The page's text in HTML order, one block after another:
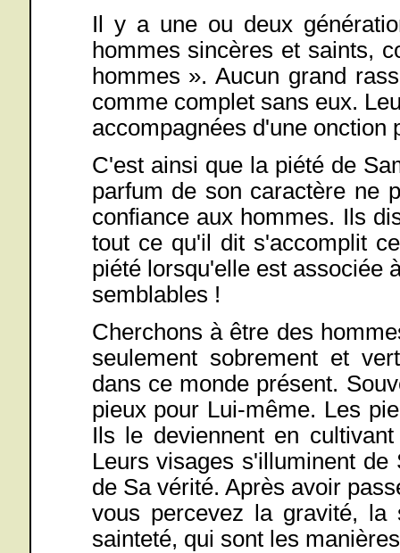
Il y a une ou deux
hommes sincères et saints,
hommes ». Aucun grand
comme complet sans eux.
accompagnées d'une onction
C'est ainsi que la piété de
parfum de son caractère ne
confiance aux hommes. Ils
tout ce qu'il dit s'accomplit
piété lorsqu'elle est associée
semblables !
Cherchons à être des
seulement sobrement et
dans ce monde présent.
pieux pour Lui-même. Les
Ils le deviennent en
Leurs visages s'illuminent
de Sa vérité. Après avoir
vous percevez la gravité, la
sainteté, qui sont les